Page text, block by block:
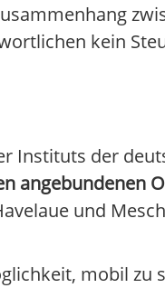
kein
Instituts der
angebundenen
und
mobil zu